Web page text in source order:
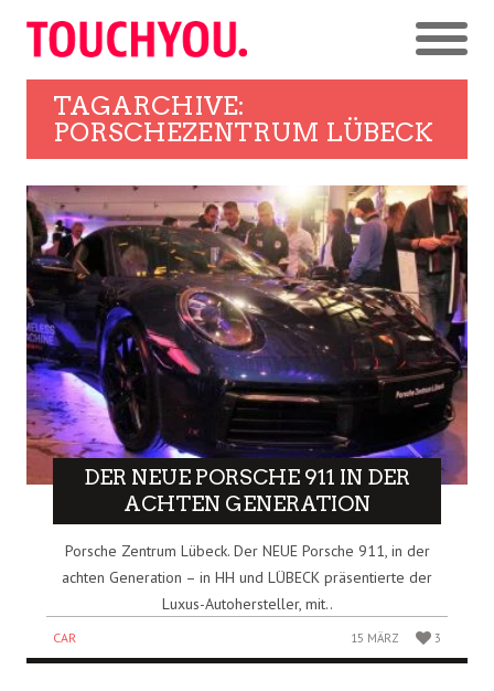
TAGARCHIVE:
PORSCHEZENTRUM LÜBECK
DER NEUE PORSCHE 911 IN DER
ACHTEN GENERATION
Porsche Zentrum Lübeck. Der NEUE Porsche 911, in der
achten Generation – in HH und LÜBECK präsentierte der
Luxus-Autohersteller, mit..
CAR 15 MÄRZ 3